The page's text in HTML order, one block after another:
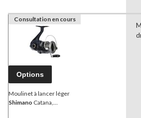
Consultation en cours
Options
Moulinet à lancer léger
Shimano Catana,